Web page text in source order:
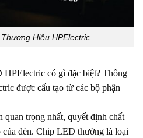
Hiệu HPElectric
HPElectric có gì đặc biệt? Thông
được cấu tạo từ các bộ phận
trọng nhất, quyết định chất
của đèn. Chip LED thường là loại